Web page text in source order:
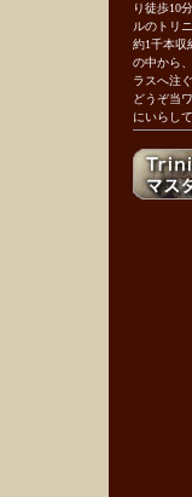
り徒歩10
ルのトリ
約1千本収
の中から
ラスへ注
どうぞ当
にいらし